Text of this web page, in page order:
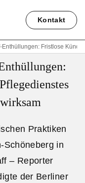
Kontakt
Enthüllungen: Fristlose
Praktiken
Schöneberg in
– Reporter
der Berliner